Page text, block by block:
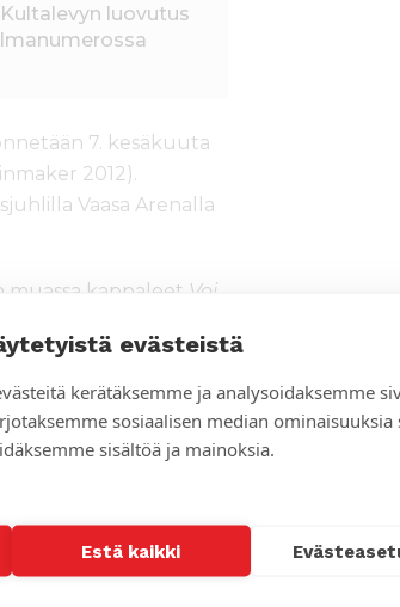
evästeistä
kerätäksemme ja analysoidaksemme
sosiaalisen median ominaisuuksia
sisältöä ja mainoksia.
Estä kaikki
luovutus
7. kesäkuuta
2012).
Vaasa Arenalla
muassa kappaleet Voi
koko maailma,
voi kuunnella tai
Nämä ovat pienen
Nämä ovat